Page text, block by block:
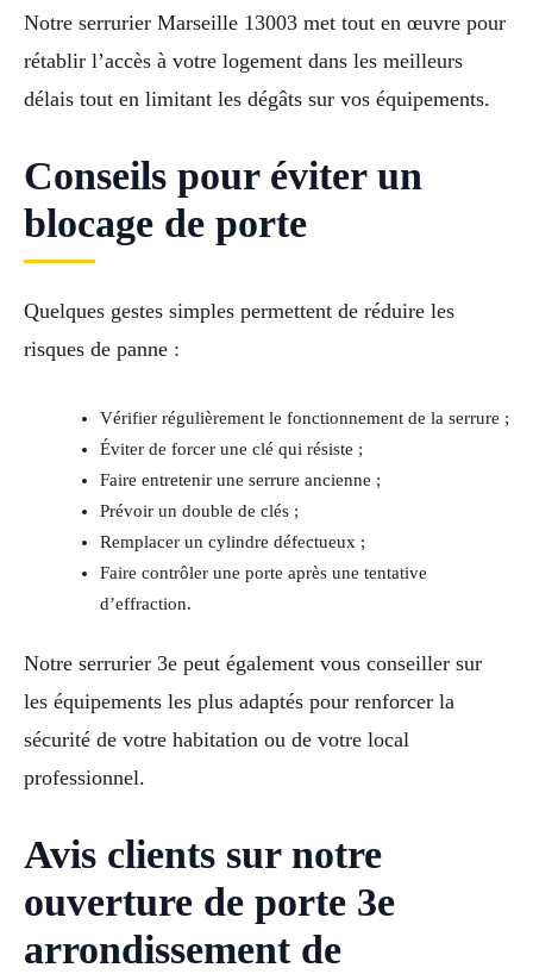
Notre serrurier Marseille 13003 met tout en œuvre pour
rétablir l’accès à votre logement dans les meilleurs
délais tout en limitant les dégâts sur vos équipements.
Conseils pour éviter un
blocage de porte
Quelques gestes simples permettent de réduire les
risques de panne :
Vérifier régulièrement le fonctionnement de la serrure ;
Éviter de forcer une clé qui résiste ;
Faire entretenir une serrure ancienne ;
Prévoir un double de clés ;
Remplacer un cylindre défectueux ;
Faire contrôler une porte après une tentative
d’effraction.
Notre serrurier 3e peut également vous conseiller sur
les équipements les plus adaptés pour renforcer la
sécurité de votre habitation ou de votre local
professionnel.
Avis clients sur notre
ouverture de porte 3e
arrondissement de